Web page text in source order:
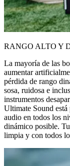
RANGO ALTO Y
La mayoría de las
aumentar
pérdida de rango
sosa, ruidosa e
instrumentos
Ultimate Sound está
audio en todos los
dinámico posible.
limpia y con todos